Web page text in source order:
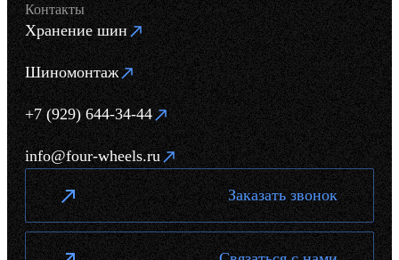
Контакты
Хранение шин
Шиномонтаж
+7 (929) 644-34-44
info@four-wheels.ru
Заказать звонок